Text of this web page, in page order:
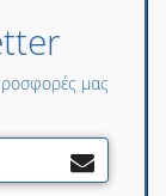
μας